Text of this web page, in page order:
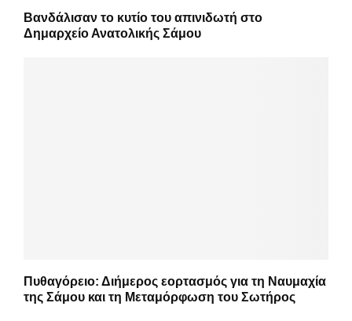
Βανδάλισαν το κυτίο του απινιδωτή στο
Δημαρχείο Ανατολικής Σάμου
Πυθαγόρειο: Διήμερος εορτασμός για τη Ναυμαχία
της Σάμου και τη Μεταμόρφωση του Σωτήρος